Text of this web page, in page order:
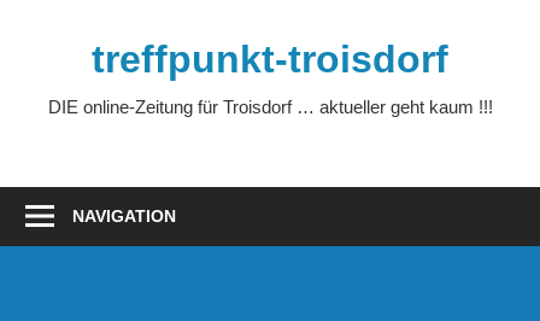
treffpunkt-troisdorf
DIE online-Zeitung für Troisdorf … aktueller geht kaum !!!
NAVIGATION